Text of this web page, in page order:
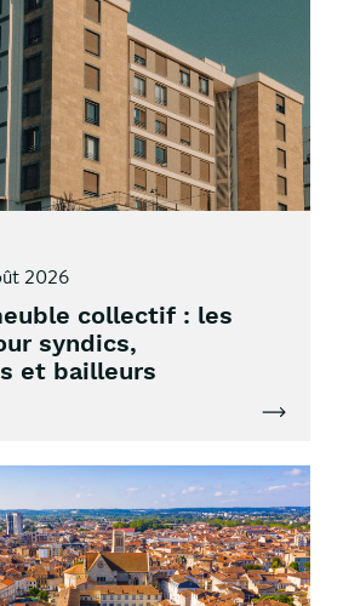
2026
collectif : les
syndics,
et bailleurs
Lire